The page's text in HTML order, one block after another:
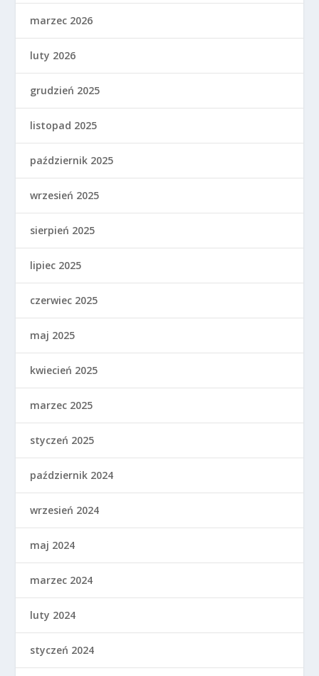
marzec 2026
luty 2026
grudzień 2025
listopad 2025
październik 2025
wrzesień 2025
sierpień 2025
lipiec 2025
czerwiec 2025
maj 2025
kwiecień 2025
marzec 2025
styczeń 2025
październik 2024
wrzesień 2024
maj 2024
marzec 2024
luty 2024
styczeń 2024